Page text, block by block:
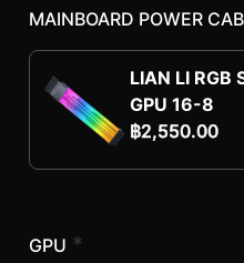
MAINBOARD POWER
LIAN LI RGB
GPU 16-8
฿2,550.00
GPU *